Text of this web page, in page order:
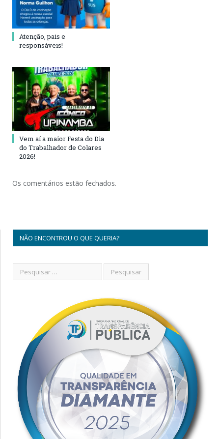
Atenção, pais e
responsáveis!
Vem aí a maior Festa do Dia
do Trabalhador de Colares
2026!
Os comentários estão fechados.
NÃO ENCONTROU O QUE QUERIA?